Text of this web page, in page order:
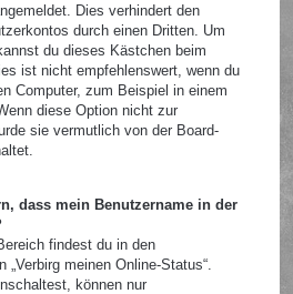
Dies verhindert den
durch einen Dritten. Um
du dieses Kästchen beim
ist nicht empfehlenswert, wenn du
Computer, zum Beispiel in einem
diese Option nicht zur
sie vermutlich von der Board-
dass mein Benutzername in der
findest du in den
„Verbirg meinen Online-Status“.
können nur